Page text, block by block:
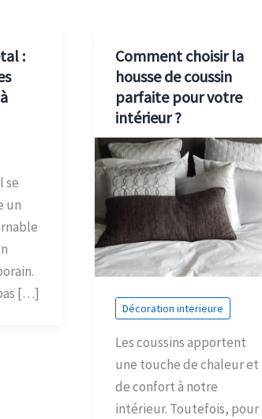
:
se
un
[…]
Comment choisir la
housse de coussin
parfaite pour votre
intérieur ?
Décoration interieure
Les coussins apportent
une touche de chaleur et
de confort à notre
intérieur. Toutefois, pour